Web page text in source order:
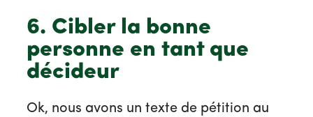
6. Cibler la bonne
personne en tant que
décideur
Ok, nous avons un texte de pétition au